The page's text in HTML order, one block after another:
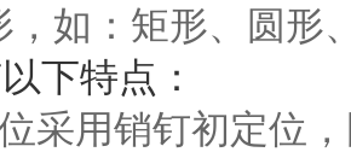
，如：矩形、圆形
下特点：
采用销钉初定位